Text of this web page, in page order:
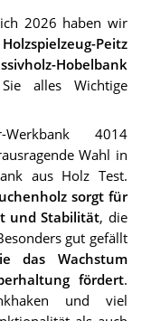
2026 haben wir
Holzspielzeug-Peitz
Hobelbank
alles Wichtige
Werkbank 4014
Wahl in
aus Holz Test.
sorgt für
und Stabilität, die
gut gefällt
das Wachstum
fördert.
und viel